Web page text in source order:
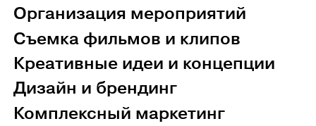
Организация мероприятий
Съемка фильмов и клипов
Креативные идеи и концепции
Дизайн и брендинг
Комплексный маркетинг